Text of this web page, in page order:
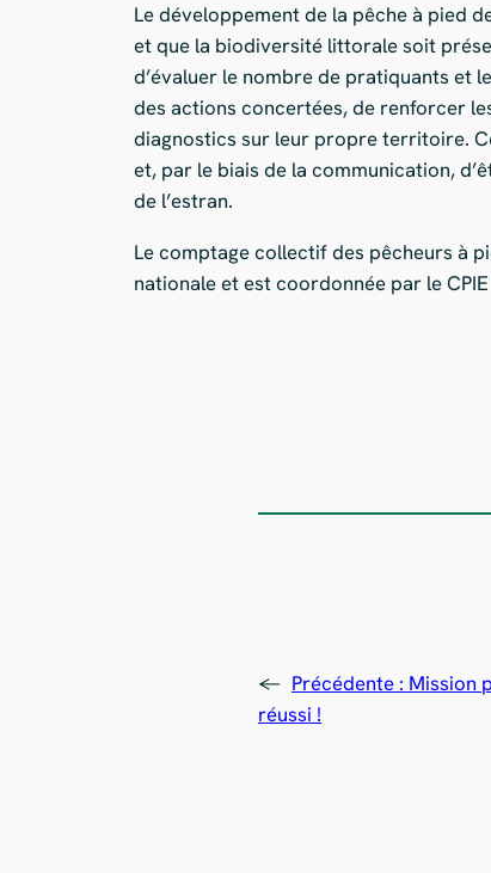
Le développement de la pêche à pied
et que la biodiversité littorale soit
d’évaluer le nombre de pratiquants et
des actions concertées, de renforcer
diagnostics sur leur propre territoire.
et, par le biais de la communication,
de l’estran.
Le comptage collectif des pêcheurs à
nationale et est coordonnée par le
← Précédente : Mission
réussi !